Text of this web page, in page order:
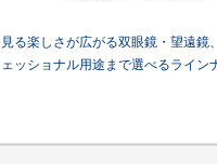
見る楽しさが広がる双眼鏡・望遠鏡
ェッショナル用途まで選べるライン